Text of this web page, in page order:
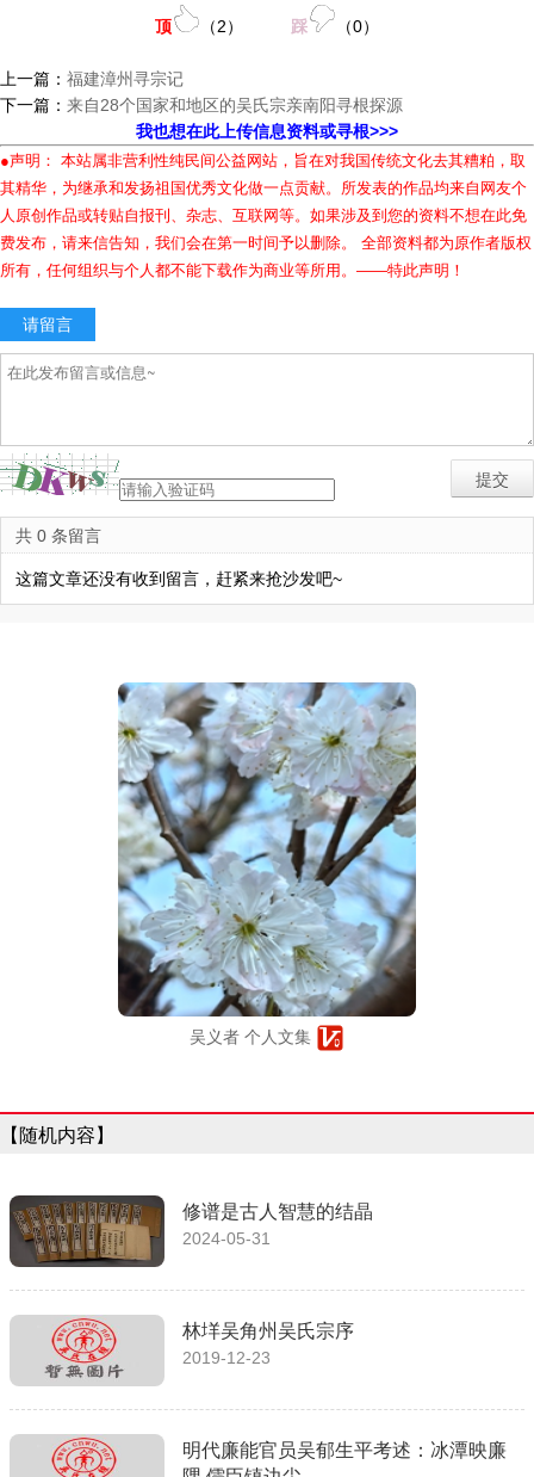
顶 （2） 踩 （0）
上一篇： 福建漳州寻宗记
下一篇： 来自28个国家和地区的吴氏宗亲南阳寻根探源
我也想在此上传信息资料或寻根>>>
●声明： 本站属非营利性纯民间公益网站，旨在对我国传统文化去其糟粕，取
其精华，为继承和发扬祖国优秀文化做一点贡献。所发表的作品均来自网友个
人原创作品或转贴自报刊、杂志、互联网等。如果涉及到您的资料不想在此免
费发布，请来信告知，我们会在第一时间予以删除。 全部资料都为原作者版权
所有，任何组织与个人都不能下载作为商业等所用。——特此声明！
请留言
共 0 条留言
这篇文章还没有收到留言，赶紧来抢沙发吧~
吴义者 个人文集
【随机内容】
修谱是古人智慧的结晶
2024-05-31
林垟吴角州吴氏宗序
2019-12-23
明代廉能官员吴郁生平考述：冰潭映廉